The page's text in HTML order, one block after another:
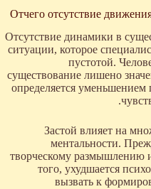
Отчего отсутствие
Отсутствие динамики в
ситуации, которое
пустотой.
существование лишено
определяется
Застой влияет на
ментальности.
творческому размышлению
того, ухудшается
вызвать к